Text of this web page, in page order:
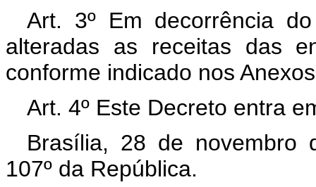
Art. 3º Em decorrência
alteradas as receitas das
conforme indicado nos
Art. 4º Este Decreto entra
Brasília, 28 de novembro
107º da República.